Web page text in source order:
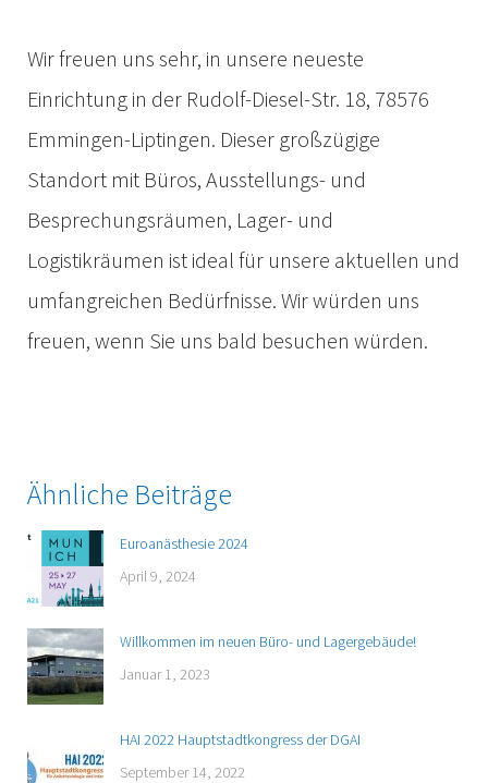
Wir freuen uns sehr, in unsere neueste
Einrichtung in der Rudolf-Diesel-Str. 18, 78576
Emmingen-Liptingen. Dieser großzügige
Standort mit Büros, Ausstellungs- und
Besprechungsräumen, Lager- und
Logistikräumen ist ideal für unsere aktuellen und
umfangreichen Bedürfnisse. Wir würden uns
freuen, wenn Sie uns bald besuchen würden.
Ähnliche Beiträge
Euroanästhesie 2024
April 9, 2024
Willkommen im neuen Büro- und Lagergebäude!
Januar 1, 2023
HAI 2022 Hauptstadtkongress der DGAI
September 14, 2022